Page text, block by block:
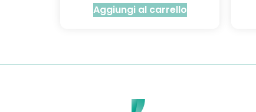
Aggiungi al carrello